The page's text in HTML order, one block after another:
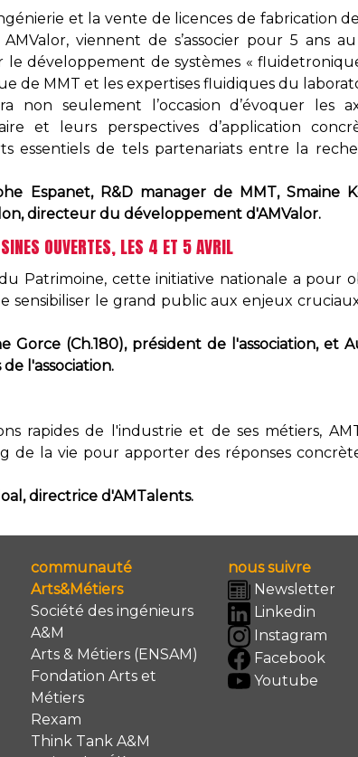
et la vente de licences de fabrication
viennent de s’associer pour 5 ans
développement de systèmes «
de MMT et les expertises fluidiques du
non seulement l’occasion d’évoquer les
et leurs perspectives d’application
essentiels de tels partenariats entre la
Espanet, R&D manager de MMT, Smaine
directeur du développement d'AMValor.
OUVERTES, LES 4 ET 5 AVRIL
Patrimoine, cette initiative nationale a pour
sensibiliser le grand public aux enjeux
Gorce (Ch.180), président de l'association, et
l'association.
rapides de l'industrie et de ses métiers,
de la vie pour apporter des réponses
directrice d'AMTalents.
communauté
Arts&Métiers
Société des ingénieurs
A&M
Arts & Métiers (ENSAM)
Fondation Arts et
Métiers
Rexam
Think Tank A&M
nous suivre
Newsletter
Linkedin
Instagram
Facebook
Youtube